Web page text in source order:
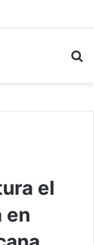
el
en